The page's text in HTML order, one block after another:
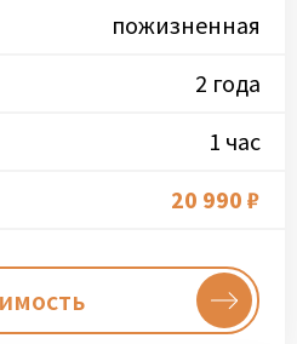
пожизненная
2 года
1 час
20 990 ₽